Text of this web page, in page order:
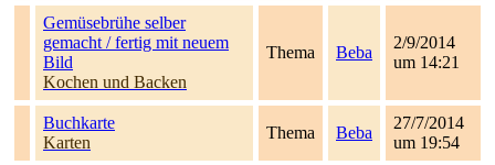
Gemüsebrühe selber
gemacht / fertig mit neuem
Bild
Kochen und Backen
Thema Beba
2/9/2014
um 14:21
Buchkarte
Karten
Thema Beba
27/7/2014
um 19:54